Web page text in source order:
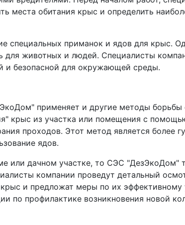
места обитания крыс и определить
специальных приманок и ядов для крыс.
для животных и людей. Специалисты
и безопасной для окружающей среды.
применяет и другие методы борьбы
крыс из участка или помещения с
проходов. Этот метод является более
ядов.
или дачном участке, то СЭС "ДезЭкоДом"
компании проведут детальный
и предложат меры по их
по профилактике возникновения новой